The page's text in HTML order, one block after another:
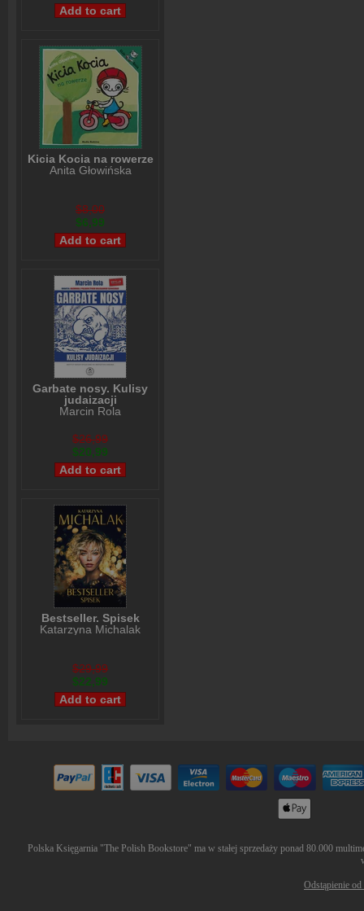
Kicia Kocia na rowerze
Anita Głowińska
$8,00
$6,99
Garbate nosy. Kulisy
judaizacji
Marcin Rola
$26,99
$20,99
Bestseller. Spisek
Katarzyna Michalak
$29,99
$22,99
Polska Księgarnia "The Polish Bookstore" ma w stałej sprzedaży ponad 80.000
Odstąpienie